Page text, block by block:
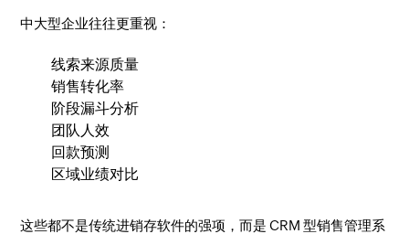
中大型企业往往更重视：
线索来源质量
销售转化率
阶段漏斗分析
团队人效
回款预测
区域业绩对比
这些都不是传统进销存软件的强项，而是 CRM 型销售管理系